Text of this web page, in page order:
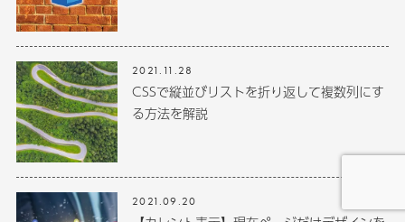
2021.11.28
CSSで縦並びリストを折り返して複数列にす
る方法を解説
2021.09.20